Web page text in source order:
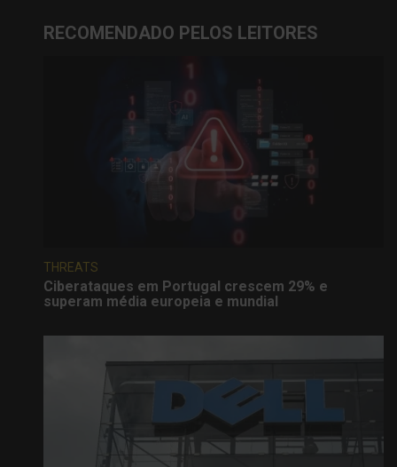
RECOMENDADO PELOS LEITORES
THREATS
Ciberataques em Portugal crescem 29% e
superam média europeia e mundial